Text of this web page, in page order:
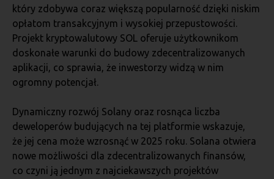
który zdobywa coraz większą popularność dzięki niskim
opłatom transakcyjnym i wysokiej przepustowości.
Projekt kryptowalutowy SOL oferuje użytkownikom
doskonałe warunki do budowy zdecentralizowanych
aplikacji, co sprawia, że inwestorzy widzą w nim
ogromny potencjał.
Dynamiczny rozwój Solany oraz rosnąca liczba
deweloperów budujących na tej platformie wskazuje,
że jej cena może wzrosnąć w 2025 roku. Solana otwiera
nowe możliwości dla zdecentralizowanych finansów,
co czyni ją jednym z najciekawszych projektów